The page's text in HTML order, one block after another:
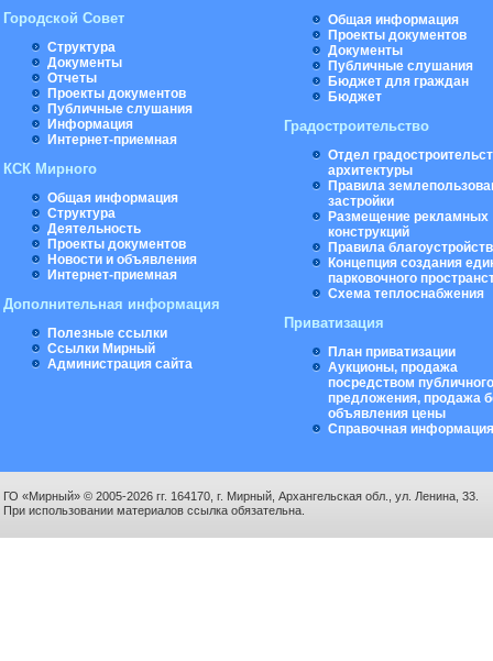
Городской Совет
Структура
Документы
Отчеты
Проекты документов
Публичные слушания
Информация
Интернет-приемная
КСК Мирного
Общая информация
Структура
Деятельность
Проекты документов
Новости и объявления
Интернет-приемная
Дополнительная информация
Полезные ссылки
Ссылки Мирный
Администрация сайта
Общая информация
Проекты документов
Документы
Публичные слушания
Бюджет для граждан
Бюджет
Градостроительство
Отдел
архитектуры
Правила
застройки
Размещение рекламных
конструкций
Правила
Концепция создания
парковочного
Схема теплоснабжения
Приватизация
План приватизации
Аукционы, продажа
посредством публичного
предложения, продажа
объявления цены
Справочная информация
ГО «Мирный» © 2005-2026 гг. 164170, г. Мирный, Архангельская обл., ул. Ленина, 33.
При использовании материалов ссылка обязательна.